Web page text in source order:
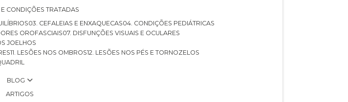
E CONDIÇÕES TRATADAS
03. CEFALEIAS E ENXAQUECAS
04. CONDIÇÕES PEDIÁTRICAS
OROFASCIAIS
07. DISFUNÇÕES VISUAIS E OCULARES
JOELHOS
11. LESÕES NOS OMBROS 12. LESÕES NOS PÉS E TORNOZELOS
BLOG
ARTIGOS